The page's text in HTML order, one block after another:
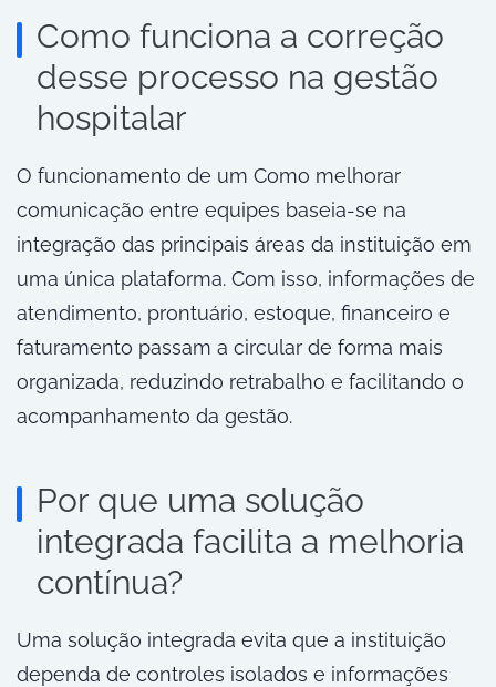
Como funciona a correção
desse processo na gestão
hospitalar
O funcionamento de um Como melhorar
comunicação entre equipes baseia-se na
integração das principais áreas da instituição em
uma única plataforma. Com isso, informações de
atendimento, prontuário, estoque, financeiro e
faturamento passam a circular de forma mais
organizada, reduzindo retrabalho e facilitando o
acompanhamento da gestão.
Por que uma solução
integrada facilita a melhoria
contínua?
Uma solução integrada evita que a instituição
dependa de controles isolados e informações